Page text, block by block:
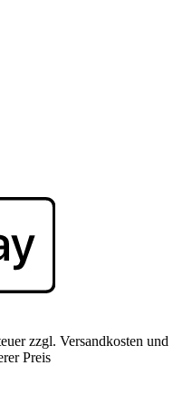
zzgl. Versandkosten und
Preis